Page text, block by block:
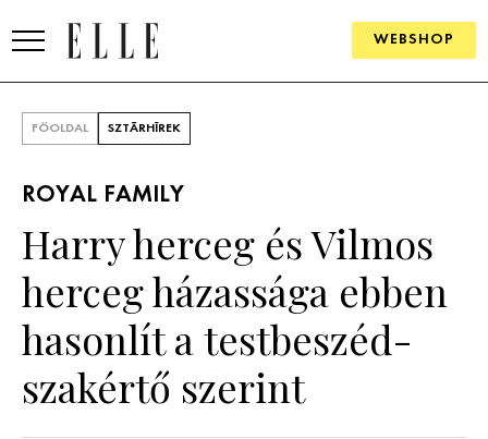
WEBSHOP
SZÉPSÉG
FŐOLDAL SZTÁRHÍREK
ROYAL FAMILY
Harry herceg és Vilmos
herceg házassága ebben
hasonlít a testbeszéd-
szakértő szerint